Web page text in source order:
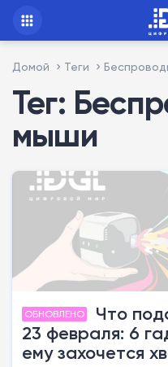
Домой Теги
Тег:
мыши
ОБНОВЛЕНО
Что
23 февраля: 6
ему захочется